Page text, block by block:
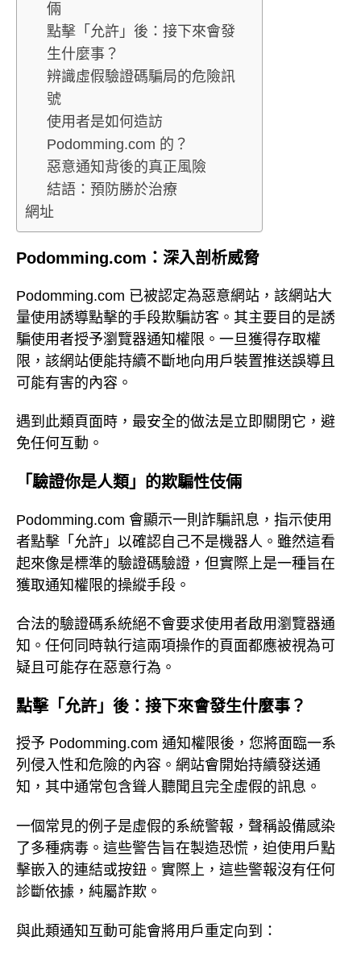
倆
點擊「允許」後：接下來會發
生什麼事？
辨識虛假驗證碼騙局的危險訊
號
使用者是如何造訪
Podomming.com 的？
惡意通知背後的真正風險
結語：預防勝於治療
網址
Podomming.com：深入剖析威脅
Podomming.com 已被認定為惡意網站，該網站大
量使用誘導點擊的手段欺騙訪客。其主要目的是誘
騙使用者授予瀏覽器通知權限。一旦獲得存取權
限，該網站便能持續不斷地向用戶裝置推送誤導且
可能有害的內容。
遇到此類頁面時，最安全的做法是立即關閉它，避
免任何互動。
「驗證你是人類」的欺騙性伎倆
Podomming.com 會顯示一則詐騙訊息，指示使用
者點擊「允許」以確認自己不是機器人。雖然這看
起來像是標準的驗證碼驗證，但實際上是一種旨在
獲取通知權限的操縱手段。
合法的驗證碼系統絕不會要求使用者啟用瀏覽器通
知。任何同時執行這兩項操作的頁面都應被視為可
疑且可能存在惡意行為。
點擊「允許」後：接下來會發生什麼事？
授予 Podomming.com 通知權限後，您將面臨一系
列侵入性和危險的內容。網站會開始持續發送通
知，其中通常包含聳人聽聞且完全虛假的訊息。
一個常見的例子是虛假的系統警報，聲稱設備感染
了多種病毒。這些警告旨在製造恐慌，迫使用戶點
擊嵌入的連結或按鈕。實際上，這些警報沒有任何
診斷依據，純屬詐欺。
與此類通知互動可能會將用戶重定向到：